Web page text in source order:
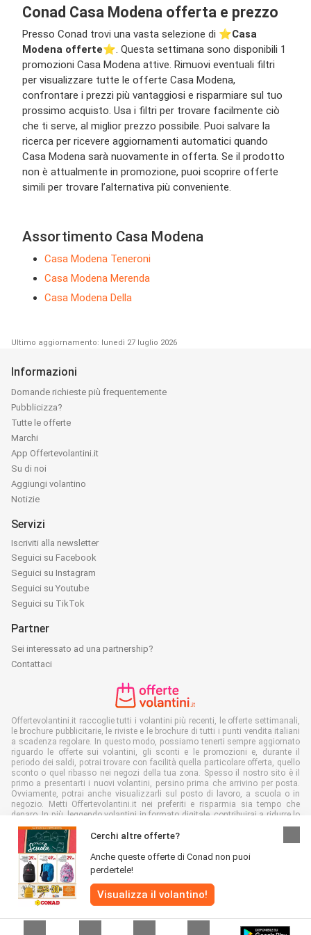
Conad Casa Modena offerta e prezzo
Presso Conad trovi una vasta selezione di ⭐️Casa
Modena offerte⭐️. Questa settimana sono disponibili 1
promozioni Casa Modena attive. Rimuovi eventuali filtri
per visualizzare tutte le offerte Casa Modena,
confrontare i prezzi più vantaggiosi e risparmiare sul tuo
prossimo acquisto. Usa i filtri per trovare facilmente ciò
che ti serve, al miglior prezzo possibile. Puoi salvare la
ricerca per ricevere aggiornamenti automatici quando
Casa Modena sarà nuovamente in offerta. Se il prodotto
non è attualmente in promozione, puoi scoprire offerte
simili per trovare l’alternativa più conveniente.
Assortimento Casa Modena
Casa Modena Teneroni
Casa Modena Merenda
Casa Modena Della
Ultimo aggiornamento: lunedì 27 luglio 2026
Cerchi altre offerte?
Anche queste offerte di Conad non puoi
perdertele!
Visualizza il volantino!
Informazioni
Domande richieste più frequentemente
Pubblicizza?
Tutte le offerte
Marchi
App Offertevolantini.it
Su di noi
Aggiungi volantino
Notizie
Servizi
Iscriviti alla newsletter
Seguici su Facebook
Seguici su Instagram
Seguici su Youtube
Seguici su TikTok
Partner
Sei interessato ad una partnership?
Contattaci
Offertevolantini.it raccoglie tutti i volantini più recenti, le offerte settimanali,
le brochure pubblicitarie, le riviste e le brochure di tutti i punti vendita italiani
a scadenza regolare. In questo modo, possiamo tenerti sempre aggiornato
riguardo le offerte sui volantini, gli sconti e le promozioni e, durante il
periodo dei saldi, potrai trovare con facilità quella particolare offerta, quello
sconto o quel ribasso nei negozi della tua zona. Spesso il nostro sito è il
primo a presentarti i nuovi volantini, persino prima che arrivino per posta.
Ovviamente, potrai anche visualizzarli sul posto di lavoro, a scuola o in
negozio. Metti Offertevolantini.it nei preferiti e risparmia sia tempo che
denaro. In più, leggendo volantini in formato digitale, contribuirai a ridurre lo
spreco di carta, aiutando l'ambiente.
Tutti i diritti riservati © Offertevolantini.it 2026 |Disclaimer
condizioni
|Politiche sulla privacy|Informativa sui cookie